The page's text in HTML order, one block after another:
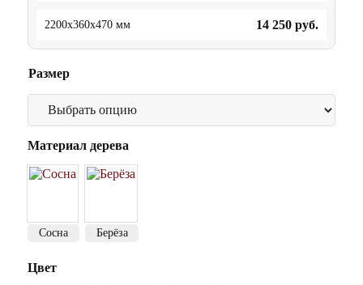
2200x360x470 мм 14 250 руб.
Размер
Материал дерева
Сосна Берёза
Цвет